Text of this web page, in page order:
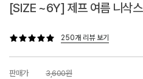
[SIZE ~6Y] 제프 여름 니삭스
250개 리뷰 보기
판매가
3,600원